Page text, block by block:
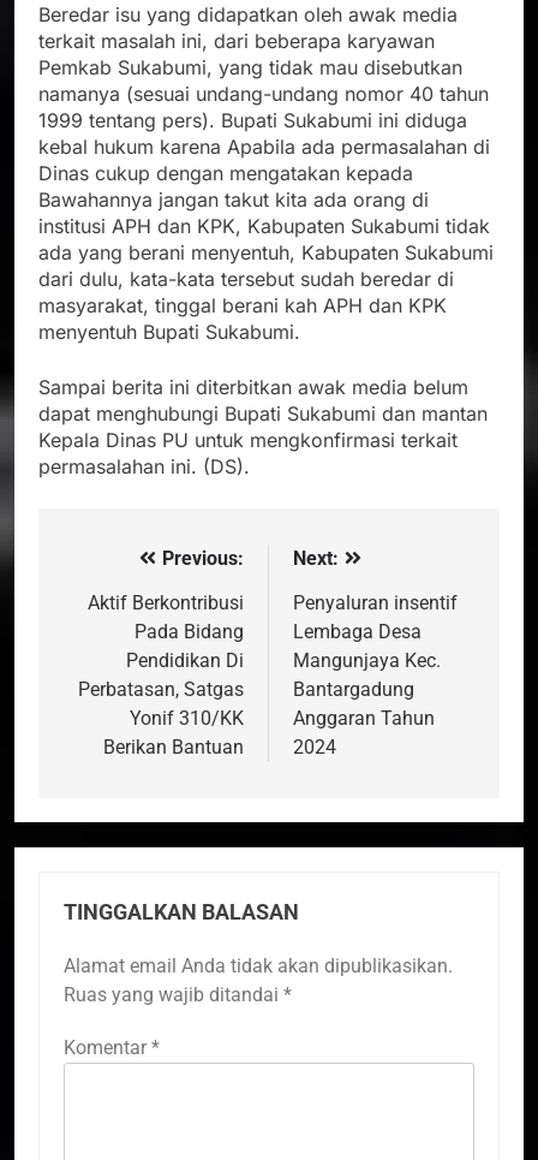
Beredar isu yang didapatkan oleh awak media
terkait masalah ini, dari beberapa karyawan
Pemkab Sukabumi, yang tidak mau disebutkan
namanya (sesuai undang-undang nomor 40 tahun
1999 tentang pers). Bupati Sukabumi ini diduga
kebal hukum karena Apabila ada permasalahan di
Dinas cukup dengan mengatakan kepada
Bawahannya jangan takut kita ada orang di
institusi APH dan KPK, Kabupaten Sukabumi tidak
ada yang berani menyentuh, Kabupaten Sukabumi
dari dulu, kata-kata tersebut sudah beredar di
masyarakat, tinggal berani kah APH dan KPK
menyentuh Bupati Sukabumi.
Sampai berita ini diterbitkan awak media belum
dapat menghubungi Bupati Sukabumi dan mantan
Kepala Dinas PU untuk mengkonfirmasi terkait
permasalahan ini. (DS).
Navigasi
pos
Previous:
Aktif Berkontribusi
Pada Bidang
Pendidikan Di
Perbatasan, Satgas
Yonif 310/KK
Berikan Bantuan
Next:
Penyaluran insentif
Lembaga Desa
Mangunjaya Kec.
Bantargadung
Anggaran Tahun
2024
TINGGALKAN BALASAN
Alamat email Anda tidak akan dipublikasikan.
Ruas yang wajib ditandai *
Komentar *